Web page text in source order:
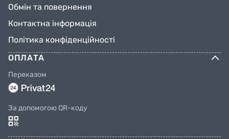
Обмін та повернення
Контактна інформація
Політика конфіденційності
ОПЛАТА
Переказом
За допомогою QR-коду